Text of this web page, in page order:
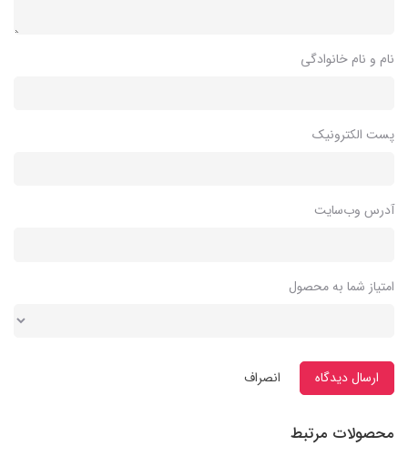
نام و نام خانوادگی
پست الکترونیک
آدرس وب‌سایت
امتیاز شما به محصول
ارسال دیدگاه انصراف
محصولات مرتبط